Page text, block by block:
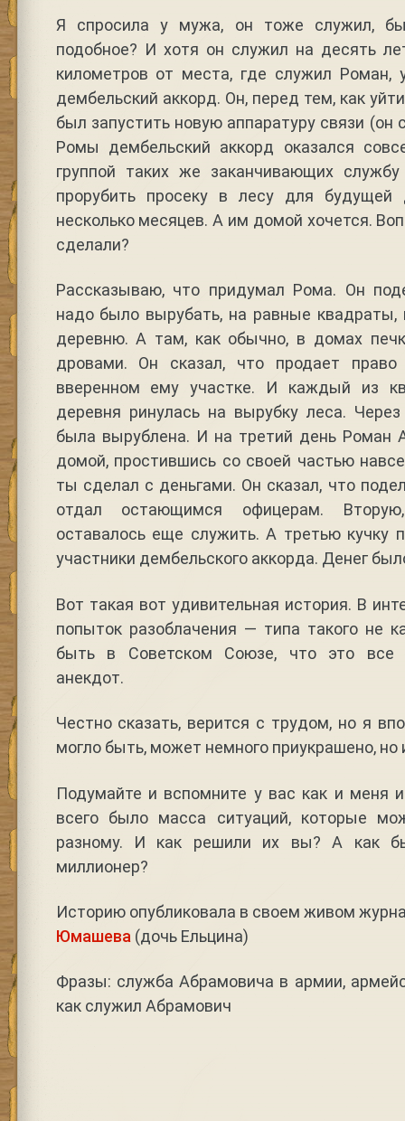
Я спросила у мужа, он тоже служил,
подобное? И хотя он служил на десять
километров от места, где служил Роман,
дембельский аккорд. Он, перед тем, как
был запустить новую аппаратуру связи (он
Ромы дембельский аккорд оказался
группой таких же заканчивающих
прорубить просеку в лесу для
несколько месяцев. А им домой хочется.
сделали?
Рассказываю, что придумал Рома. Он
надо было вырубать, на равные
деревню. А там, как обычно, в домах
дровами. Он сказал, что продает
вверенном ему участке. И каждый из
деревня ринулась на вырубку леса.
была вырублена. И на третий день Роман
домой, простившись со своей частью
ты сделал с деньгами. Он сказал, что
отдал остающимся офицерам.
оставалось еще служить. А третью кучку
участники дембельского аккорда. Денег
Вот такая вот удивительная история. В
попыток разоблачения — типа такого не
быть в Советском Союзе, что это все
анекдот.
Честно сказать, верится с трудом, но я
могло быть, может немного приукрашено, но
Подумайте и вспомните у вас как и меня
всего было масса ситуаций, которые
разному. И как решили их вы? А как
миллионер?
Историю опубликовала в своем живом
Юмашева (дочь Ельцина)
Фразы: служба Абрамовича в армии,
как служил Абрамович